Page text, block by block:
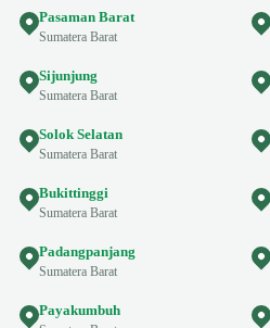
Pasaman Barat
Sumatera Barat
Sijunjung
Sumatera Barat
Solok Selatan
Sumatera Barat
Bukittinggi
Sumatera Barat
Padangpanjang
Sumatera Barat
Payakumbuh